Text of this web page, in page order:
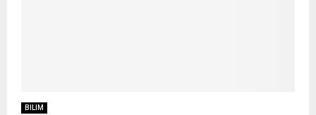
BILIM